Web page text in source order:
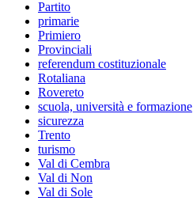
Partito
primarie
Primiero
Provinciali
referendum costituzionale
Rotaliana
Rovereto
scuola, università e formazione
sicurezza
Trento
turismo
Val di Cembra
Val di Non
Val di Sole